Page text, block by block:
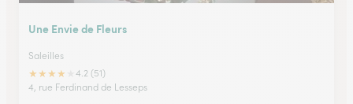
Une Envie de Fleurs
Saleilles
★★★★
4.2 (51)
4, rue Ferdinand de Lesseps